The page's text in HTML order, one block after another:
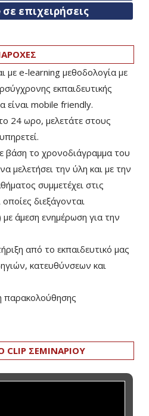
επιχειρήσεις
με e-learning μεθοδολογία με
εκπαιδευτικής
είναι mobile friendly.
24 ωρο, μελετάτε στους
βάση το χρονοδιάγραμμα του
μελετήσει την ύλη και με την
συμμετέχει στις
οποίες διεξάγονται
με άμεση ενημέρωση για την
από το εκπαιδευτικό μας
κατευθύνσεων και
παρακολούθησης
CLIP ΣΕΜΙΝΑΡΙΟΥ